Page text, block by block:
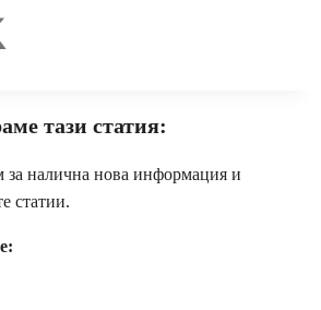
тази статия:
за налична нова информация и
статии.